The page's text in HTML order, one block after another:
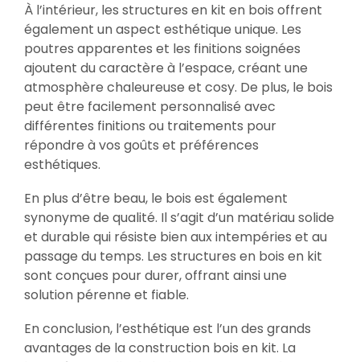
À l’intérieur, les structures en kit en bois offrent
également un aspect esthétique unique. Les
poutres apparentes et les finitions soignées
ajoutent du caractère à l’espace, créant une
atmosphère chaleureuse et cosy. De plus, le bois
peut être facilement personnalisé avec
différentes finitions ou traitements pour
répondre à vos goûts et préférences
esthétiques.
En plus d’être beau, le bois est également
synonyme de qualité. Il s’agit d’un matériau solide
et durable qui résiste bien aux intempéries et au
passage du temps. Les structures en bois en kit
sont conçues pour durer, offrant ainsi une
solution pérenne et fiable.
En conclusion, l’esthétique est l’un des grands
avantages de la construction bois en kit. La